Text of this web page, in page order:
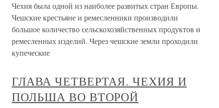
Чехия была одной из наиболее развитых стран Европы.
Чешские крестьяне и ремесленники производили
большое количество сельскохозяйственных продуктов и
ремесленных изделий. Через чешские земли проходили
купеческие
ГЛАВА ЧЕТВЕРТАЯ. ЧЕХИЯ И
ПОЛЬША ВО ВТОРОЙ